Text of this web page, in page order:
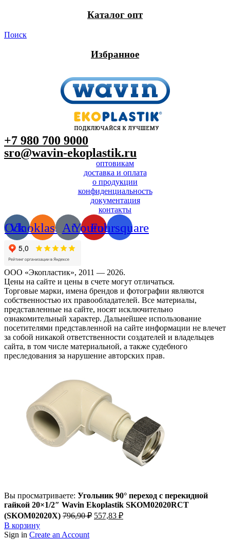
Каталог опт
Поиск
Избранное
+7 980 700 9000
sro@wavin-ekoplastik.ru
оптовикам
доставка и оплата
о продукции
конфиденциальность
документация
контакты
Vk
Odnoklassniki
AtYoutube
Foursquare
ООО «Экопластик», 2011 — 2026.
Цены на сайте и цены в счете могут отличаться.
Торговые марки, имена брендов и фотографии являются
собственностью их правообладателей. Все материалы,
представленные на сайте, носят исключительно
ознакомительный характер. Дальнейшее использование
посетителями представленной на сайте информации не влечет
за собой никакой ответственности создателей и владельцев
сайта, в том числе материальной, а также судебного
преследования за нарушение авторских прав.
Вы просматриваете: Угольник 90° переход с перекидной
гайкой 20×1/2″ Wavin Ekoplastik SKOM02020RCT
(SKOM02020X) 796,90₽ Первоначальная
557,83 ₽Текущая
В корзину
Sign in Create an Account